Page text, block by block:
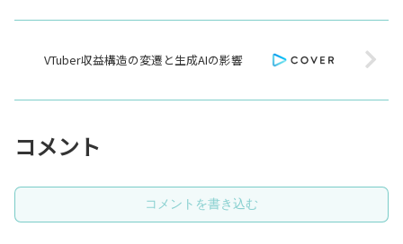
VTuber収益構造の変遷と生成AIの影響
コメント
コメントを書き込む